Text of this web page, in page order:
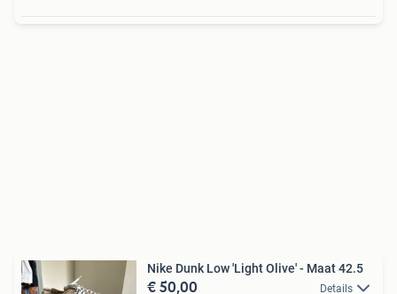
Nike Dunk Low 'Light Olive' - Maat 42.5
€ 50,00 Details